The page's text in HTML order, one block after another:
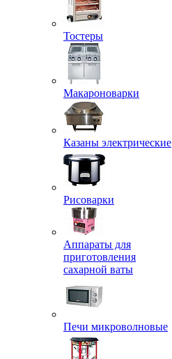
Тостеры
Макароноварки
Казаны электрические
Рисоварки
Аппараты для
приготовления
сахарной ваты
Печи микроволновые